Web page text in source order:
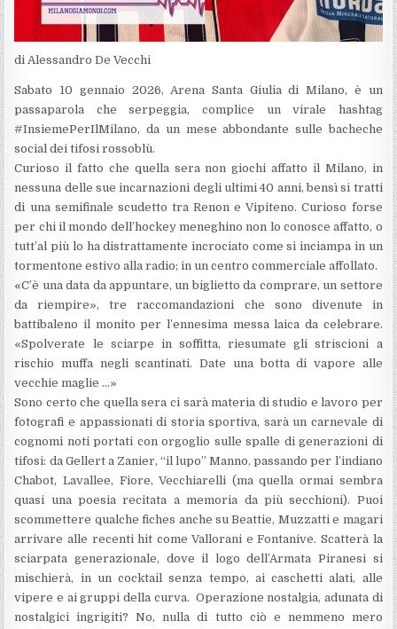
di Alessandro De Vecchi
Sabato 10 gennaio 2026, Arena Santa Giulia di Milano, è un
passaparola che serpeggia, complice un virale hashtag
#InsiemePerIlMilano, da un mese abbondante sulle bacheche
social dei tifosi rossoblù.
Curioso il fatto che quella sera non giochi affatto il Milano, in
nessuna delle sue incarnazioni degli ultimi 40 anni, bensì si tratti
di una semifinale scudetto tra Renon e Vipiteno. Curioso forse
per chi il mondo dell’hockey meneghino non lo conosce affatto, o
tutt’al più lo ha distrattamente incrociato come si inciampa in un
tormentone estivo alla radio; in un centro commerciale affollato.
«C’è una data da appuntare, un biglietto da comprare, un settore
da riempire», tre raccomandazioni che sono divenute in
battibaleno il monito per l’ennesima messa laica da celebrare.
«Spolverate le sciarpe in soffitta, riesumate gli striscioni a
rischio muffa negli scantinati. Date una botta di vapore alle
vecchie maglie …»
Sono certo che quella sera ci sarà materia di studio e lavoro per
fotografi e appassionati di storia sportiva, sarà un carnevale di
cognomi noti portati con orgoglio sulle spalle di generazioni di
tifosi: da Gellert a Zanier, “il lupo” Manno, passando per l’indiano
Chabot, Lavallee, Fiore, Vecchiarelli (ma quella ormai sembra
quasi una poesia recitata a memoria da più secchioni). Puoi
scommettere qualche fiches anche su Beattie, Muzzatti e magari
arrivare alle recenti hit come Vallorani e Fontanive. Scatterà la
sciarpata generazionale, dove il logo dell’Armata Piranesi si
mischierà, in un cocktail senza tempo, ai caschetti alati, alle
vipere e ai gruppi della curva. Operazione nostalgia, adunata di
nostalgici ingrigiti? No, nulla di tutto ciò e nemmeno mero